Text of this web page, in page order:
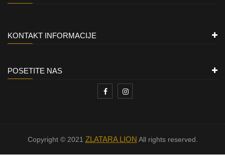
KONTAKT INFORMACIJE
POSETITE NAS
Copyright © 2021 ZLATARA LION All rights reserved.